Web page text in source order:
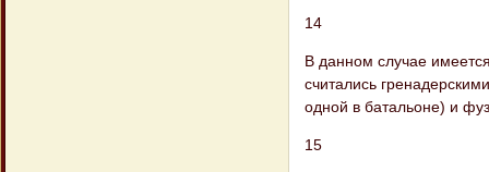
14
В данном случае
считались
одной в батальоне) и
15